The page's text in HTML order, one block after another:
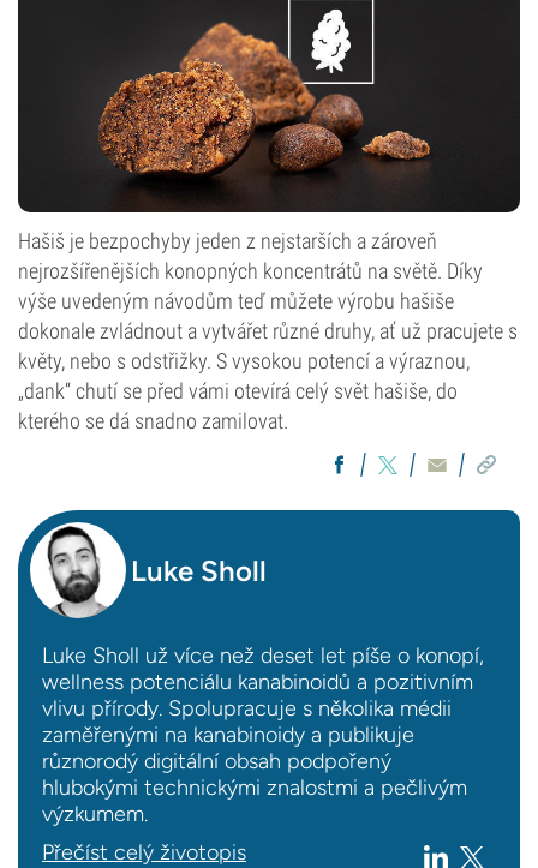
Hašiš je bezpochyby jeden z nejstarších a zároveň
nejrozšířenějších konopných koncentrátů na světě. Díky
výše uvedeným návodům teď můžete výrobu hašiše
dokonale zvládnout a vytvářet různé druhy, ať už pracujete s
květy, nebo s odstřižky. S vysokou potencí a výraznou,
„dank“ chutí se před vámi otevírá celý svět hašiše, do
kterého se dá snadno zamilovat.
Luke Sholl
Luke Sholl už více než deset let píše o konopí,
wellness potenciálu kanabinoidů a pozitivním
vlivu přírody. Spolupracuje s několika médii
zaměřenými na kanabinoidy a publikuje
různorodý digitální obsah podpořený
hlubokými technickými znalostmi a pečlivým
výzkumem.
Přečíst celý životopis